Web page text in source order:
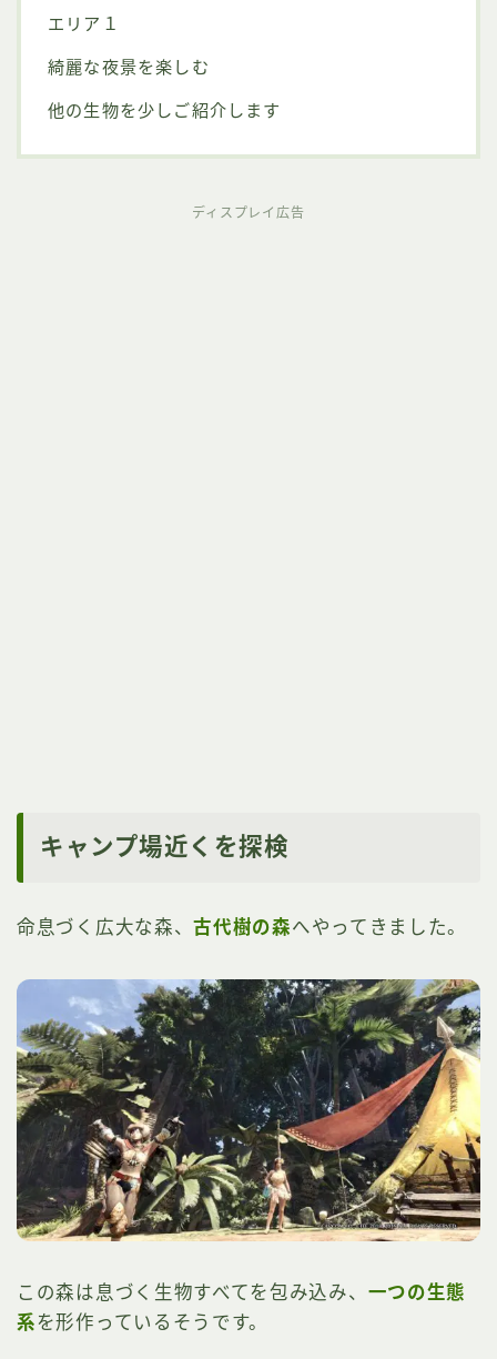
エリア１
綺麗な夜景を楽しむ
他の生物を少しご紹介します
ディスプレイ広告
キャンプ場近くを探検
命息づく広大な森、古代樹の森へやってきました。
この森は息づく生物すべてを包み込み、 一つの生態
系を形作っているそうです。